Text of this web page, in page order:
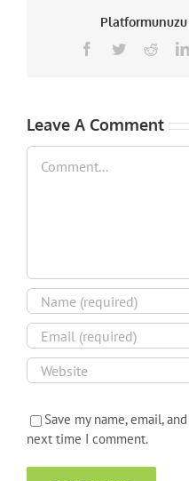
Facebook
TwitterReddit
Leave A Comment
Comment
Save my name, email,
next time I comment.